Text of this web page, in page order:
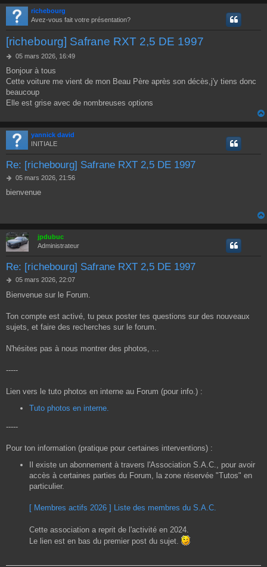
richebourg
Avez-vous fait votre présentation?
[richebourg] Safrane RXT 2,5 DE 1997
M
s
s
a
g
05 mars 2026, 16:49
Bonjour à tous
Cette voiture me vient de mon Beau Père après son décès,j'y tiens donc
beaucoup
Elle est grise avec de nombreuses options
yannick david
INITIALE
Re: [richebourg] Safrane RXT 2,5 DE 1997
M
s
e
05 mars 2026, 21:56
bienvenue
jpdubuc
Administrateur
Re: [richebourg] Safrane RXT 2,5 DE 1997
M
s
a
g
e
05 mars 2026, 22:07
Bienvenue sur le Forum.
Ton compte est activé, tu peux poster tes questions sur des nouveaux
sujets, et faire des recherches sur le forum.
N'hésites pas à nous montrer des photos, ...
-----
Lien vers le tuto photos en interne au Forum (pour info.) :
Tuto photos en interne.
-----
Pour ton information (pratique pour certaines interventions) :
Il existe un abonnement à travers l'Association S.A.C., pour avoir
accès à certaines parties du Forum, la zone réservée "Tutos" en
particulier.
[ Membres actifs 2026 ] Liste des membres du S.A.C.
Cette association a reprit de l'activité en 2024.
Le lien est en bas du premier post du sujet.